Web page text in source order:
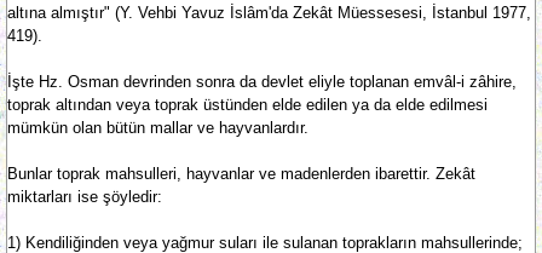
altına almıştır" (Y. Vehbi Yavuz İslâm'da Zekât Müessesesi, İstanbul 1977,
419).
İşte Hz. Osman devrinden sonra da devlet eliyle toplanan emvâl-i zâhire,
toprak altından veya toprak üstünden elde edilen ya da elde edilmesi
mümkün olan bütün mallar ve hayvanlardır.
Bunlar toprak mahsulleri, hayvanlar ve madenlerden ibarettir. Zekât
miktarları ise şöyledir:
1) Kendiliğinden veya yağmur suları ile sulanan toprakların mahsullerinde;